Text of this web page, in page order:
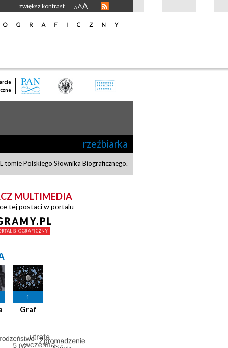
zwiększ kontrast A AA
rzeźbiarka
Polskiego Słownika Biograficznego.
MULTIMEDIA
tej postaci w portalu
1
Graf